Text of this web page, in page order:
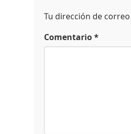
Tu dirección de
Comentario*